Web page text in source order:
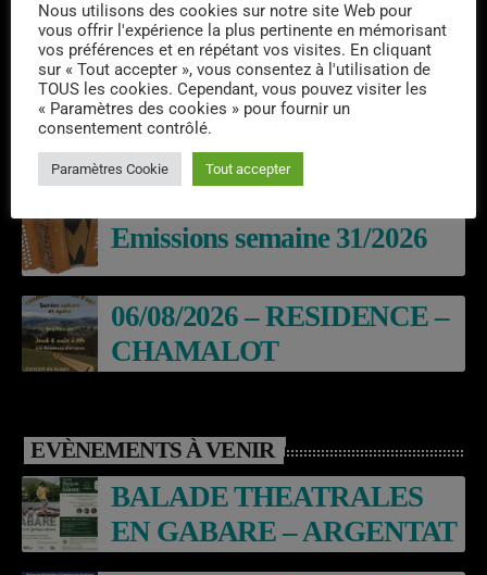
DERNIERS PODCASTS
Laroq’En Fête
Emissions semaine 31/2026
06/08/2026 – RESIDENCE –
CHAMALOT
EVÈNEMENTS À VENIR
BALADE THEATRALES
EN GABARE – ARGENTAT
Nous utilisons des cookies sur notre site Web pour
vous offrir l'expérience la plus pertinente en mémorisant
vos préférences et en répétant vos visites. En cliquant
sur « Tout accepter », vous consentez à l'utilisation de
TOUS les cookies. Cependant, vous pouvez visiter les
« Paramètres des cookies » pour fournir un
consentement contrôlé.
Paramètres Cookie Tout accepter